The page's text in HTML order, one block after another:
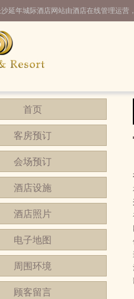
延年城际酒店网站由酒店在线管理运营
首页
客房预订
会场预订
酒店设施
酒店照片
电子地图
周围环境
顾客留言